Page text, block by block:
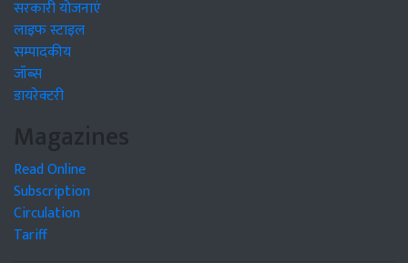
सरकारी योजनाएं
लाइफ स्टाइल
सम्पादकीय
जॉब्स
डायरेक्टरी
Magazines
Read Online
Subscription
Circulation
Tariff